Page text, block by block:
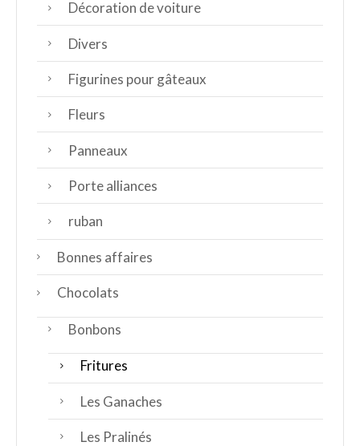
Décoration de voiture
Divers
Figurines pour gâteaux
Fleurs
Panneaux
Porte alliances
ruban
Bonnes affaires
Chocolats
Bonbons
Fritures
Les Ganaches
Les Pralinés